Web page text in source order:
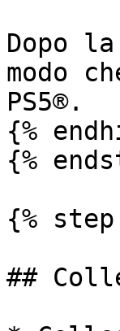
Dopo
modo
PS5®.
{%
{%
{% step
##